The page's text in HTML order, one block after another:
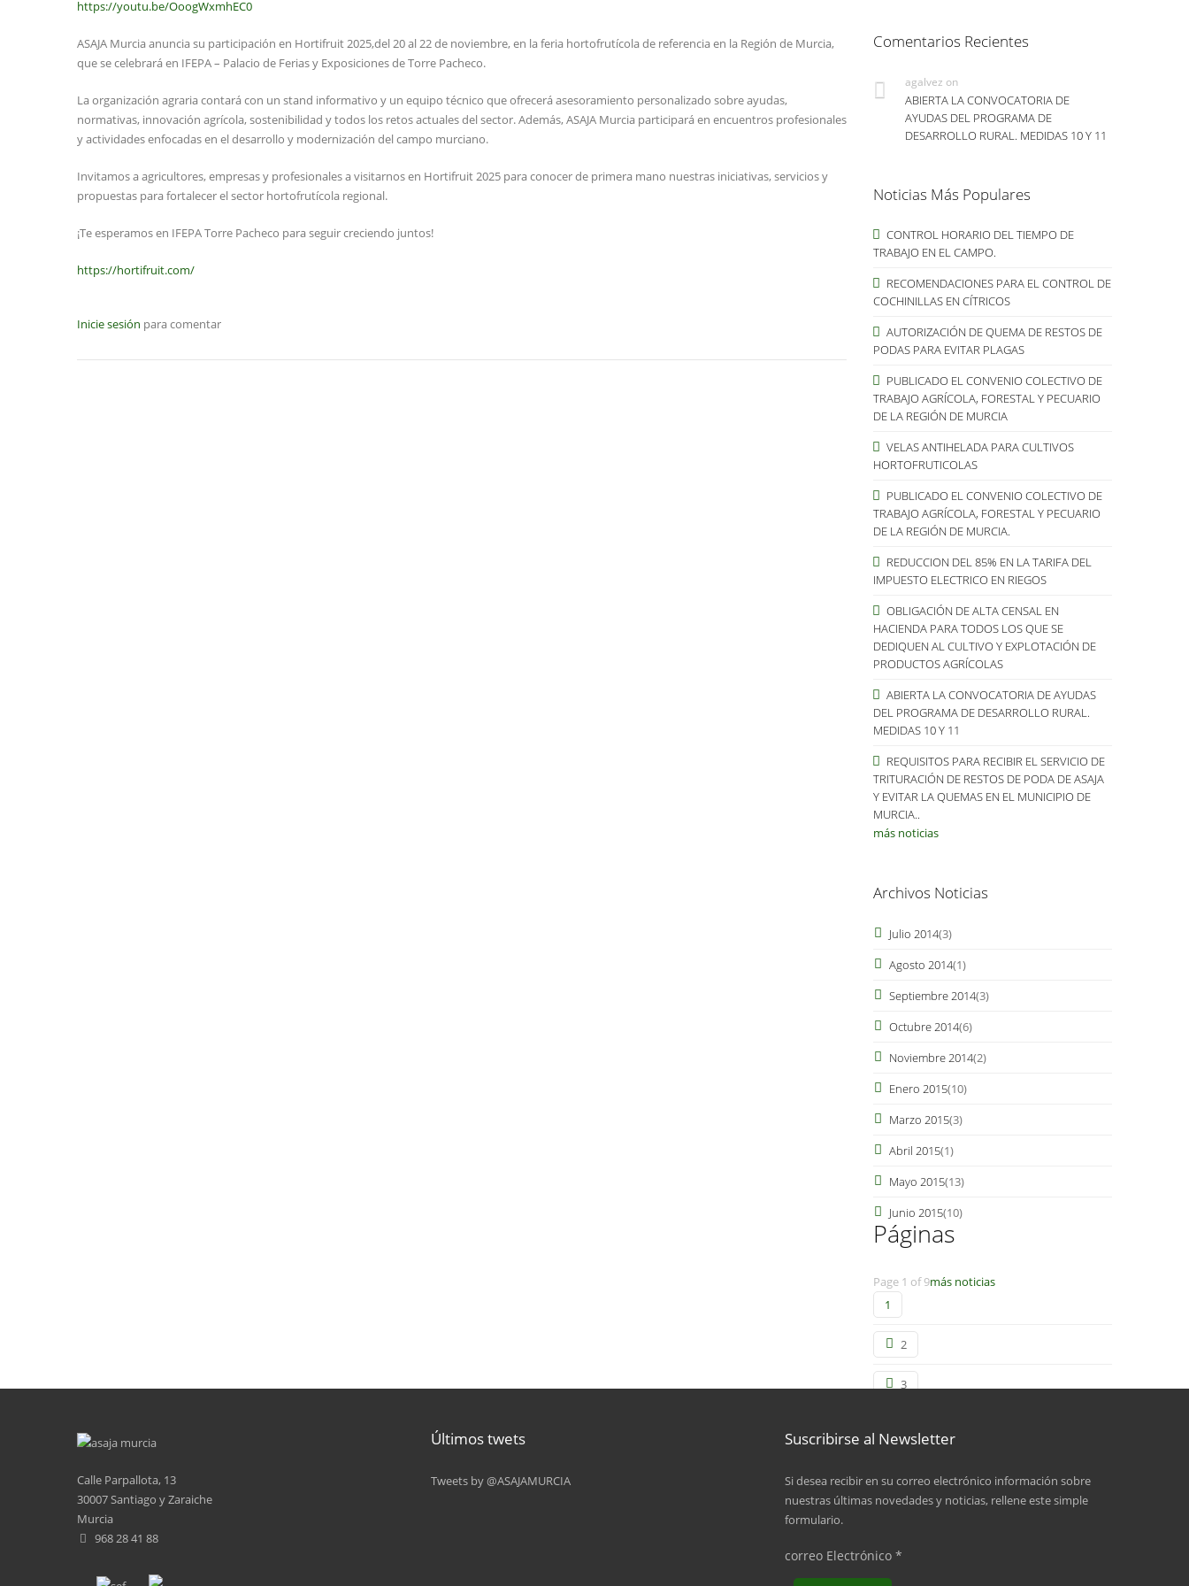
https://youtu.be/OoogWxmhEC0
ASAJA Murcia anuncia su participación en Hortifruit 2025,del 20 al 22 de noviembre, en la feria hortofrutícola de referencia en la Región de Murcia,
que se celebrará en IFEPA – Palacio de Ferias y Exposiciones de Torre Pacheco.
La organización agraria contará con un stand informativo y un equipo técnico que ofrecerá asesoramiento personalizado sobre ayudas,
normativas, innovación agrícola, sostenibilidad y todos los retos actuales del sector. Además, ASAJA Murcia participará en encuentros profesionales
y actividades enfocadas en el desarrollo y modernización del campo murciano.
Invitamos a agricultores, empresas y profesionales a visitarnos en Hortifruit 2025 para conocer de primera mano nuestras iniciativas, servicios y
propuestas para fortalecer el sector hortofrutícola regional.
¡Te esperamos en IFEPA Torre Pacheco para seguir creciendo juntos!
https://hortifruit.com/
Inicie sesión para comentar
Comentarios Recientes
agalvez on
ABIERTA LA CONVOCATORIA DE
AYUDAS DEL PROGRAMA DE
DESARROLLO RURAL. MEDIDAS 10 Y 11
Noticias Más Populares
CONTROL HORARIO DEL TIEMPO DE
TRABAJO EN EL CAMPO.
RECOMENDACIONES PARA EL CONTROL DE
COCHINILLAS EN CÍTRICOS
AUTORIZACIÓN DE QUEMA DE RESTOS DE
PODAS PARA EVITAR PLAGAS
PUBLICADO EL CONVENIO COLECTIVO DE
TRABAJO AGRÍCOLA, FORESTAL Y PECUARIO
DE LA REGIÓN DE MURCIA
VELAS ANTIHELADA PARA CULTIVOS
HORTOFRUTICOLAS
PUBLICADO EL CONVENIO COLECTIVO DE
TRABAJO AGRÍCOLA, FORESTAL Y PECUARIO
DE LA REGIÓN DE MURCIA.
REDUCCION DEL 85% EN LA TARIFA DEL
IMPUESTO ELECTRICO EN RIEGOS
OBLIGACIÓN DE ALTA CENSAL EN
HACIENDA PARA TODOS LOS QUE SE
DEDIQUEN AL CULTIVO Y EXPLOTACIÓN DE
PRODUCTOS AGRÍCOLAS
ABIERTA LA CONVOCATORIA DE AYUDAS
DEL PROGRAMA DE DESARROLLO RURAL.
MEDIDAS 10 Y 11
REQUISITOS PARA RECIBIR EL SERVICIO DE
TRITURACIÓN DE RESTOS DE PODA DE ASAJA
Y EVITAR LA QUEMAS EN EL MUNICIPIO DE
MURCIA..
más noticias
Archivos Noticias
Julio 2014(3)
Agosto 2014(1)
Septiembre 2014(3)
Octubre 2014(6)
Noviembre 2014(2)
Enero 2015(10)
Marzo 2015(3)
Abril 2015(1)
Mayo 2015(13)
Junio 2015(10)
Páginas
Page 1 of 9
1
2
3
6
más noticias
Calle Parpallota, 13
30007 Santiago y Zaraiche
Murcia
968 28 41 88
Últimos twets
Tweets by @ASAJAMURCIA
Suscribirse al Newsletter
Si desea recibir en su correo electrónico información sobre
nuestras últimas novedades y noticias, rellene este simple
formulario.
correo Electrónico *